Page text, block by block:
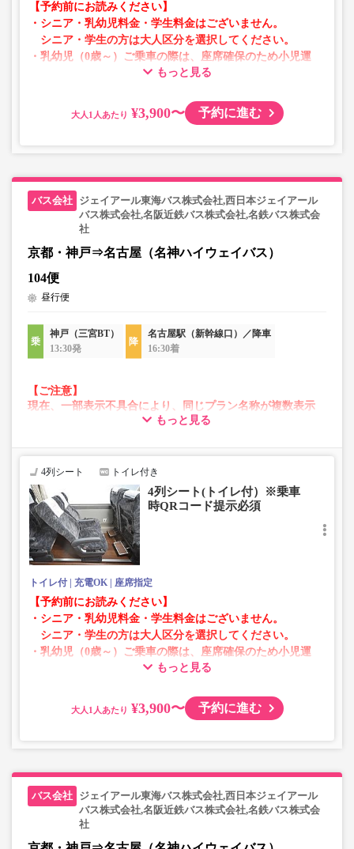
【予約前にお読みください】
・シニア・乳幼児料金・学生料金はございません。
シニア・学生の方は大人区分を選択してください。
・乳幼児（0歳～）ご乗車の際は、座席確保のため小児運
賃での乗車券が必要です。
・AM1時～5時の間はシステムメンテナンスの為ご予約が
す。
・販売日・便ごとに随時価格が変動いたします。購入時に
販売価格をご確認の上でご予約をお願いいたします。
もっと見る
大人 ¥3,900〜 予約に進む
ジェイアール東海バス株式会社,西日本ジェイアール
バス株式会社,名阪近鉄バス株式会社,名鉄バス株式会
社
京都・神戸⇒名古屋（名神ハイウェイバス）
104便
昼行便
神戸（三宮BT）
13:30発
名古屋駅（新幹線口）／降車
16:30着
【ご注意】
現在、一部表示不具合により、同じプラン名称が複数表示
される場合がございます。
います。
お手数をおかけいたしますが、エラー表示が出た場合は、
たします。
もっと見る
4列シート トイレ付き
4列シート(トイレ付）※乗車
時QRコード提示必須
トイレ付 充電OK 座席指定
【予約前にお読みください】
・シニア・乳幼児料金・学生料金はございません。
シニア・学生の方は大人区分を選択してください。
・乳幼児（0歳～）ご乗車の際は、座席確保のため小児運
賃での乗車券が必要です。
・AM1時～5時の間はシステムメンテナンスの為ご予約が
す。
・販売日・便ごとに随時価格が変動いたします。購入時に
販売価格をご確認の上でご予約をお願いいたします。
もっと見る
大人 ¥3,900〜 予約に進む
ジェイアール東海バス株式会社,西日本ジェイアール
バス株式会社,名阪近鉄バス株式会社,名鉄バス株式会
社